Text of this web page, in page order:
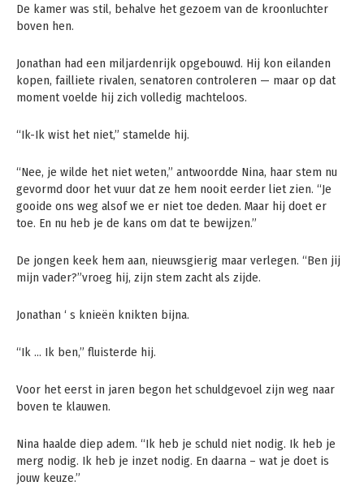
De kamer was stil, behalve het gezoem van de kroonluchter
boven hen.
Jonathan had een miljardenrijk opgebouwd. Hij kon eilanden
kopen, failliete rivalen, senatoren controleren — maar op dat
moment voelde hij zich volledig machteloos.
“Ik-Ik wist het niet,” stamelde hij.
“Nee, je wilde het niet weten,” antwoordde Nina, haar stem nu
gevormd door het vuur dat ze hem nooit eerder liet zien. “Je
gooide ons weg alsof we er niet toe deden. Maar hij doet er
toe. En nu heb je de kans om dat te bewijzen.”
De jongen keek hem aan, nieuwsgierig maar verlegen. “Ben jij
mijn vader?”vroeg hij, zijn stem zacht als zijde.
Jonathan ‘ s knieën knikten bijna.
“Ik … Ik ben,” fluisterde hij.
Voor het eerst in jaren begon het schuldgevoel zijn weg naar
boven te klauwen.
Nina haalde diep adem. “Ik heb je schuld niet nodig. Ik heb je
merg nodig. Ik heb je inzet nodig. En daarna – wat je doet is
jouw keuze.”